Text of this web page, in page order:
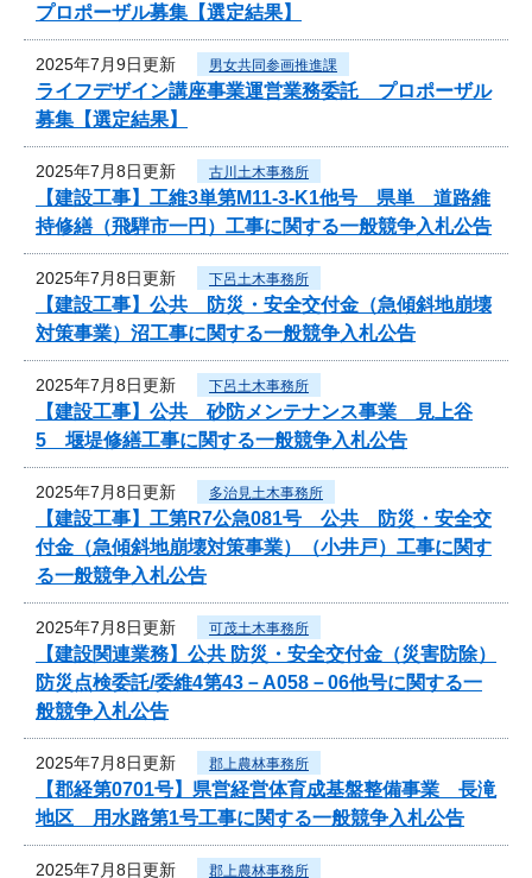
プロポーザル募集【選定結果】
2025年7月9日更新 男女共同参画推進課
ライフデザイン講座事業運営業務委託 プロポーザル
募集【選定結果】
2025年7月8日更新 古川土木事務所
【建設工事】工維3単第M11-3-K1他号 県単 道路維
持修繕（飛騨市一円）工事に関する一般競争入札公告
2025年7月8日更新 下呂土木事務所
【建設工事】公共 防災・安全交付金（急傾斜地崩壊
対策事業）沼工事に関する一般競争入札公告
2025年7月8日更新 下呂土木事務所
【建設工事】公共 砂防メンテナンス事業 見上谷
5 堰堤修繕工事に関する一般競争入札公告
2025年7月8日更新 多治見土木事務所
【建設工事】工第R7公急081号 公共 防災・安全交
付金（急傾斜地崩壊対策事業）（小井戸）工事に関す
る一般競争入札公告
2025年7月8日更新 可茂土木事務所
【建設関連業務】公共 防災・安全交付金（災害防除）
防災点検委託/委維4第43－A058－06他号に関する一
般競争入札公告
2025年7月8日更新 郡上農林事務所
【郡経第0701号】県営経営体育成基盤整備事業 長滝
地区 用水路第1号工事に関する一般競争入札公告
2025年7月8日更新 郡上農林事務所